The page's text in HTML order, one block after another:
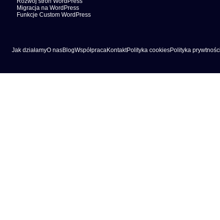
Migracja na WordPress
Funkcje Custom WordPress
Jak działamyO nasBlogWspółpracaKontaktPolityka cookiesPolityka prywtności